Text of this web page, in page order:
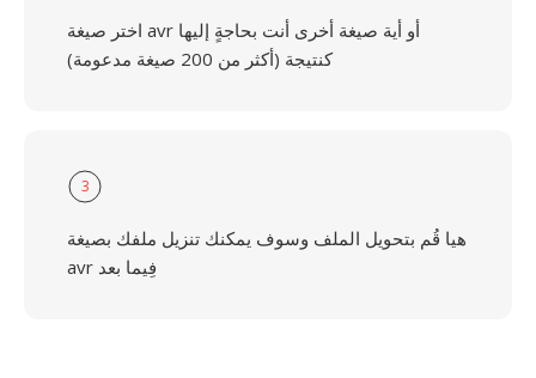
اختر صيغة avr أو أية صيغة أخرى أنت بحاجةٍ إليها
كنتيجة (أكثر من 200 صيغة مدعومة)
3
هيا قُم بتحويل الملف وسوف يمكنك تنزيل ملفك بصيغة
avr فِيما بعد